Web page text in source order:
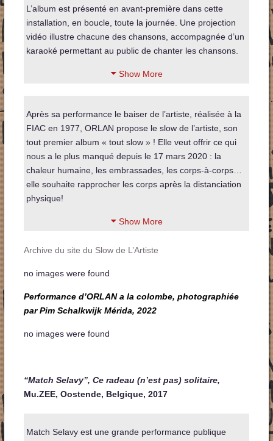
L’album est présenté en avant-première dans cette
installation, en boucle, toute la journée. Une projection
vidéo illustre chacune des chansons, accompagnée d’un
karaoké permettant au public de chanter les chansons.
Show More
Après sa performance le baiser de l’artiste, réalisée à la
FIAC en 1977, ORLAN propose le slow de l’artiste, son
tout premier album « tout slow » ! Elle veut offrir ce qui
nous a le plus manqué depuis le 17 mars 2020 : la
chaleur humaine, les embrassades, les corps-à-corps…
elle souhaite rapprocher les corps après la distanciation
physique!
Show More
Archive du site du Slow de L’Artiste
no images were found
Performance d’ORLAN a la colombe, photographiée
par Pim Schalkwijk Mérida, 2022
no images were found
“Match Selavy”, Ce radeau (n’est pas) solitaire,
Mu.ZEE, Oostende, Belgique, 2017
Match Selavy est une grande performance publique